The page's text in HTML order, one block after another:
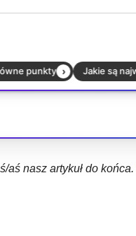
aś nasz artykuł do końca.